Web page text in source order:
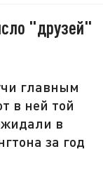
"друзей"
главным
в ней той
в
за год